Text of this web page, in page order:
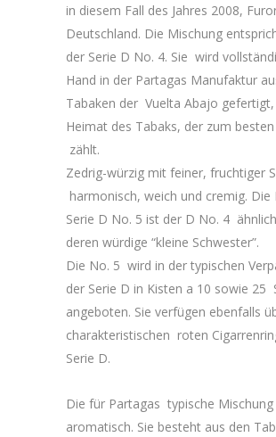
in diesem Fall des Jahres 2008,
Deutschland. Die Mischung
der Serie D No. 4. Sie wird
Hand in der Partagas Manufaktur
Tabaken der Vuelta Abajo
Heimat des Tabaks, der zum
zählt.
Zedrig-würzig mit feiner, fruchtiger
harmonisch, weich und cremig. Die
Serie D No. 5 ist der D No. 4
deren würdige “kleine Schwester”.
Die No. 5 wird in der typischen
der Serie D in Kisten a 10 sowie 25
angeboten. Sie verfügen ebenfalls
charakteristischen roten
Serie D.
Die für Partagas typische
aromatisch. Sie besteht aus den